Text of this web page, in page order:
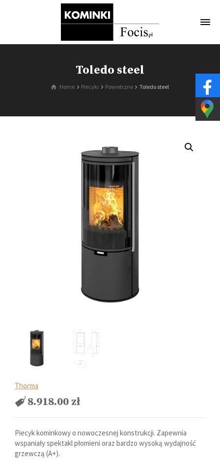
Toledo steel
Home Piecyki Powietrzne Toledo steel
Thorma
8.918.00 zł
Piecyk kominkowy o nowoczesnej konstrukcji. Zapewnia
wspaniały spektakl płomieni oraz bardzo wysoką wydajność
grzewczą (A+).